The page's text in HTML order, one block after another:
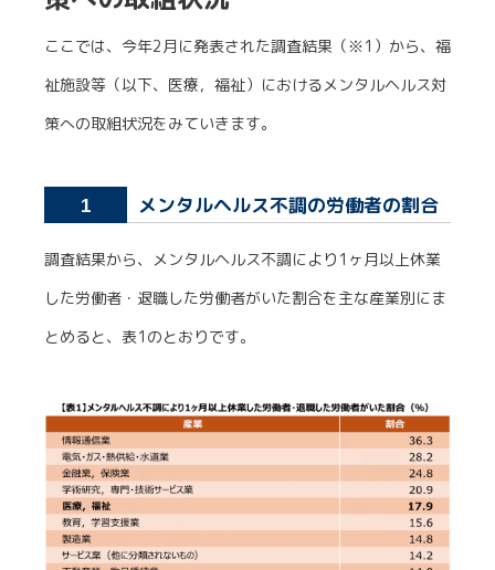
ここでは、今年2月に発表された調査結果（※1）から、福
祉施設等（以下、医療，福祉）におけるメンタルヘルス対
策への取組状況をみていきます。
1 メンタルヘルス不調の労働者の割合
調査結果から、メンタルヘルス不調により1ヶ月以上休業
した労働者・退職した労働者がいた割合を主な産業別にま
とめると、表1のとおりです。